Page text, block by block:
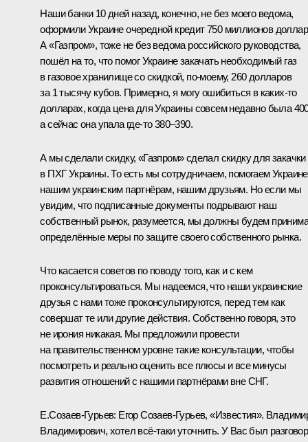
Наши банки 10 дней назад, конечно, не без моего ведома,
оформили Украине очередной кредит 750 миллионов
А «Газпром», тоже не без ведома российского руководства,
пошёл на то, что помог Украине закачать необходимый газ
в газовое хранилище со скидкой, по‑моему, 260 долларов
за 1 тысячу кубов. Примерно, я могу ошибиться в каких‑то
долларах, когда цена для Украины совсем недавно была
а сейчас она упала где‑то 380–390.
А мы сделали скидку, «Газпром» сделал скидку для закачки
в ПХГ Украины. То есть мы сотрудничаем, помогаем
нашим украинским партнёрам, нашим друзьям. Но если мы
увидим, что подписанные документы подрывают наш
собственный рынок, разумеется, мы должны будем
определённые меры по защите своего собственного рынка.
Что касается советов по поводу того, как и с кем
проконсультироваться. Мы надеемся, что наши украинские
друзья с нами тоже проконсультируются, перед тем как
совершат те или другие действия. Собственно говоря, это
не ирония никакая. Мы предложили провести
на правительственном уровне такие консультации, чтобы
посмотреть и реально оценить все плюсы и все минусы
развития отношений с нашими партнёрами вне СНГ.
Е.Созаев-Гурьев: Егор Созаев-Гурьев, «Известия».
Владимирович, хотел всё‑таки уточнить. У Вас был разговор